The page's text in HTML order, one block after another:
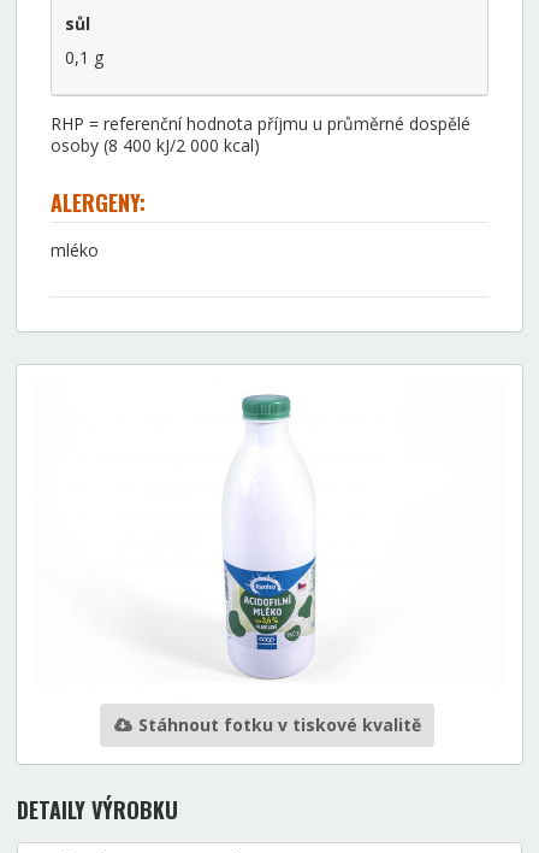
sůl
0,1 g
RHP = referenční hodnota příjmu u průměrné dospělé
osoby (8 400 kJ/2 000 kcal)
ALERGENY:
mléko
Stáhnout fotku v tiskové kvalitě
DETAILY VÝROBKU